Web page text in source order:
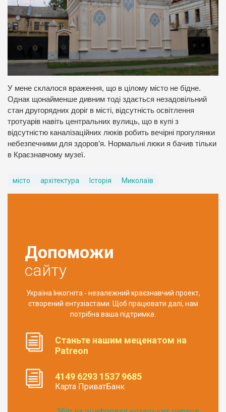
У мене склалося враження, що в цілому місто не бідне.
Однак щонайменше дивним тоді здається незадовільний
стан другорядних доріг в місті, відсутність освітлення
тротуарів навіть центральних вулиць, що в купі з
відсутністю каналізаційних люків робить вечірні прогулянки
небезпечними для здоров’я. Нормальні люки я бачив тільки
в Краєзнавчому музеї.
місто архітектура Історія Миколаїв
Допоможи
сайту
Україна Інкогніта - незалежний краєзнавчий проект,
створений ентузіастами. Щоб працювати далі, нам
потрібна ваша підтримка.
Станьте нашим меценатом на
Patreon
4149 6293 1537 9685
Карта ПриватБанк